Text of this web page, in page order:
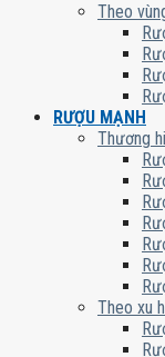
Theo
RƯỢU MẠNH
Thương
Theo xu